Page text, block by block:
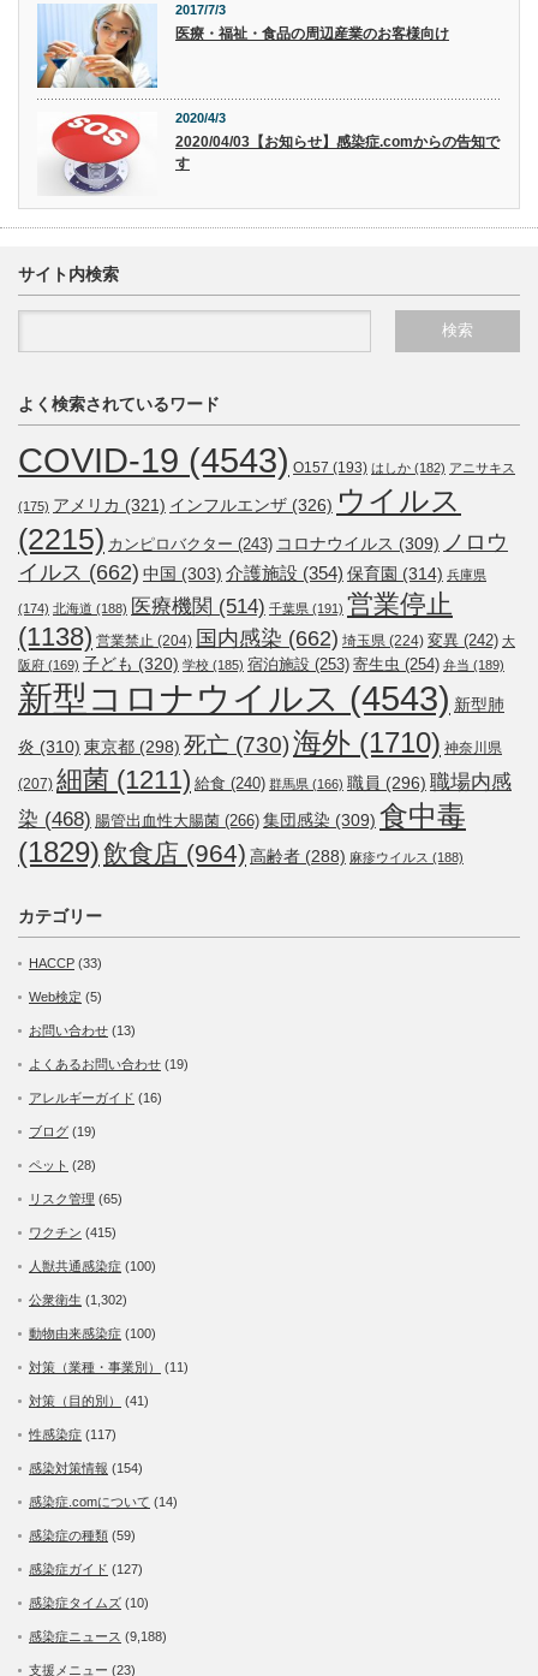
2017/7/3
医療・福祉・食品の周辺産業のお客様向け
2020/4/3
2020/04/03【お知らせ】感染症.comからの告知で
す
サイト内検索
よく検索されているワード
COVID-19 (4543) O157 (193) はしか (182) アニサキス
(175) アメリカ (321) インフルエンザ (326) ウイルス
(2215) カンピロバクター (243) コロナウイルス (309) ノロウ
イルス (662) 中国 (303) 介護施設 (354) 保育園 (314) 兵庫県
(174) 北海道 (188) 医療機関 (514) 千葉県 (191) 営業停止
(1138) 営業禁止 (204) 国内感染 (662) 埼玉県 (224) 変異 (242) 大
阪府 (169) 子ども (320) 学校 (185) 宿泊施設 (253) 寄生虫 (254) 弁当 (189)
新型コロナウイルス (4543) 新型肺
炎 (310) 東京都 (298) 死亡 (730)海外 (1710) 神奈川県
(207) 細菌 (1211) 給食 (240) 群馬県 (166) 職員 (296) 職場内感
染 (468) 腸管出血性大腸菌 (266) 集団感染 (309) 食中毒
(1829)飲食店 (964) 高齢者 (288) 麻疹ウイルス (188)
カテゴリー
HACCP (33)
Web検定 (5)
お問い合わせ (13)
よくあるお問い合わせ (19)
アレルギーガイド (16)
ブログ (19)
ペット (28)
リスク管理 (65)
ワクチン (415)
人獣共通感染症 (100)
公衆衛生 (1,302)
動物由来感染症 (100)
対策（業種・事業別） (11)
対策（目的別） (41)
性感染症 (117)
感染対策情報 (154)
感染症.comについて (14)
感染症の種類 (59)
感染症ガイド (127)
感染症タイムズ (10)
感染症ニュース (9,188)
支援メニュー (23)